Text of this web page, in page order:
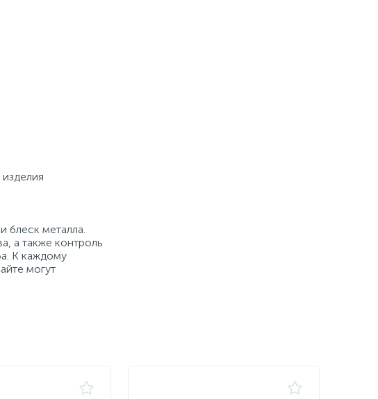
блеск металла.
а также контроль
К каждому
могут